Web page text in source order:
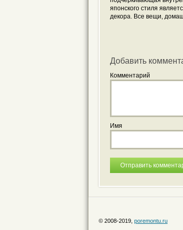
японского стиля
декора. Все вещи,
Добавить
Комментарий
Имя
© 2008-2019, poremontu.ru